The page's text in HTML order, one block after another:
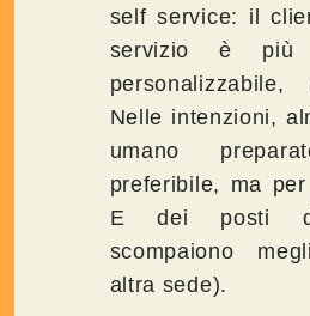
self service: il
servizio è più
Nelle intenzioni,
umano
preferibile, ma
E dei posti
scompaiono
altra sede).